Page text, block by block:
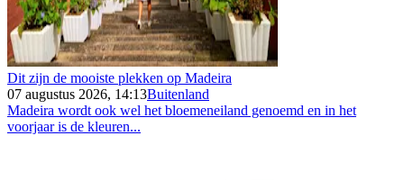
Dit zijn de mooiste plekken op Madeira
07 augustus 2026, 14:13Buitenland
Madeira wordt ook wel het bloemeneiland genoemd en in het
voorjaar is de kleuren...